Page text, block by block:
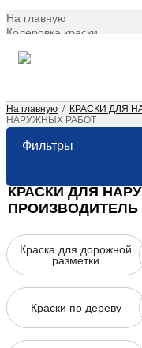
На главную
Колеровка краски
Договор оферта
На главную / КРАСКИ ДЛЯ
НАРУЖНЫХ РАБОТ
Фильтры
КРАСКИ ДЛЯ
ПРОИЗВОДИТЕЛЬ
Краска для дорожной
разметки
Краски по дереву